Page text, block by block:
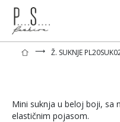
⟶ Ž. SUKNJE
Mini suknja u beloj boji, sa
elastičnim pojasom.